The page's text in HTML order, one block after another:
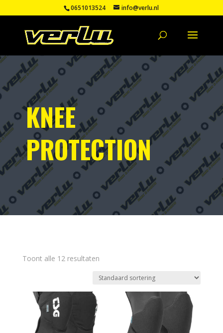
0651013524 info@verlu.nl
KNEE
PROTECTION
Toont alle 12 resultaten